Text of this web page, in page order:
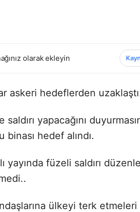
olarak ekleyin
askeri hedeflerden
yapacağını
hedef alındı.
yayında füzeli saldırı
ülkeyi terk etmeleri